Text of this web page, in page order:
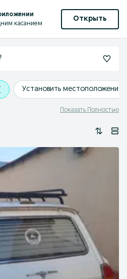
касанием
Открыть
Установить местоположение
Показать Полностью